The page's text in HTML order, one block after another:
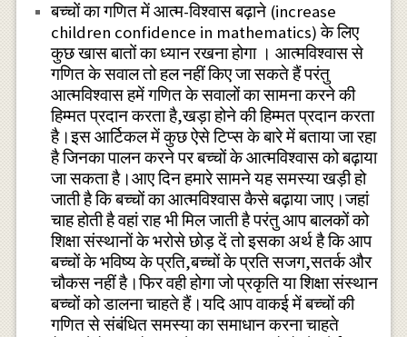
बच्चों का गणित में आत्म-विश्वास बढ़ाने (increase
children confidence in mathematics) के लिए
कुछ खास बातों का ध्यान रखना होगा । आत्मविश्वास से
गणित के सवाल तो हल नहीं किए जा सकते हैं परंतु
आत्मविश्वास हमें गणित के सवालों का सामना करने की
हिम्मत प्रदान करता है,खड़ा होने की हिम्मत प्रदान करता
है।इस आर्टिकल में कुछ ऐसे टिप्स के बारे में बताया जा रहा
है जिनका पालन करने पर बच्चों के आत्मविश्वास को बढ़ाया
जा सकता है।आए दिन हमारे सामने यह समस्या खड़ी हो
जाती है कि बच्चों का आत्मविश्वास कैसे बढ़ाया जाए।जहां
चाह होती है वहां राह भी मिल जाती है परंतु आप बालकों को
शिक्षा संस्थानों के भरोसे छोड़ दें तो इसका अर्थ है कि आप
बच्चों के भविष्य के प्रति,बच्चों के प्रति सजग,सतर्क और
चौकस नहीं है।फिर वही होगा जो प्रकृति या शिक्षा संस्थान
बच्चों को डालना चाहते हैं।यदि आप वाकई में बच्चों की
गणित से संबंधित समस्या का समाधान करना चाहते